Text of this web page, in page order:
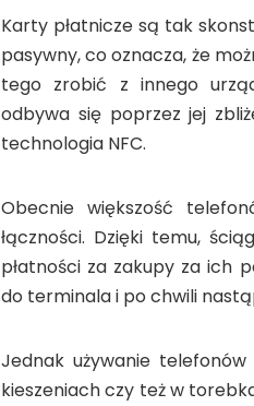
Karty płatnicze są tak
pasywny, co oznacza, że
tego zrobić z innego
odbywa się poprzez jej
technologia NFC.
Obecnie większość
łączności. Dzięki temu,
płatności za zakupy za ich
do terminala i po chwili
Jednak używanie
kieszeniach czy też w